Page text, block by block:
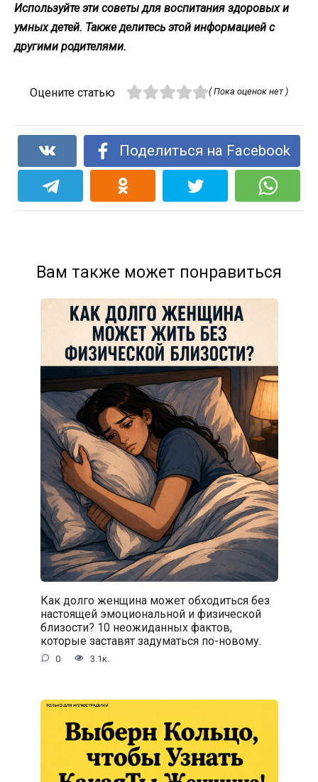
Используйте эти советы для воспитания здоровых и
умных детей. Также делитесь этой информацией с
другими родителями.
Оцените статью ( Пока оценок нет )
Поделиться на Facebook
Вам также может понравиться
Как долго женщина может обходиться без
настоящей эмоциональной и физической
близости? 10 неожиданных фактов,
которые заставят задуматься по-новому.
0 3.1к.